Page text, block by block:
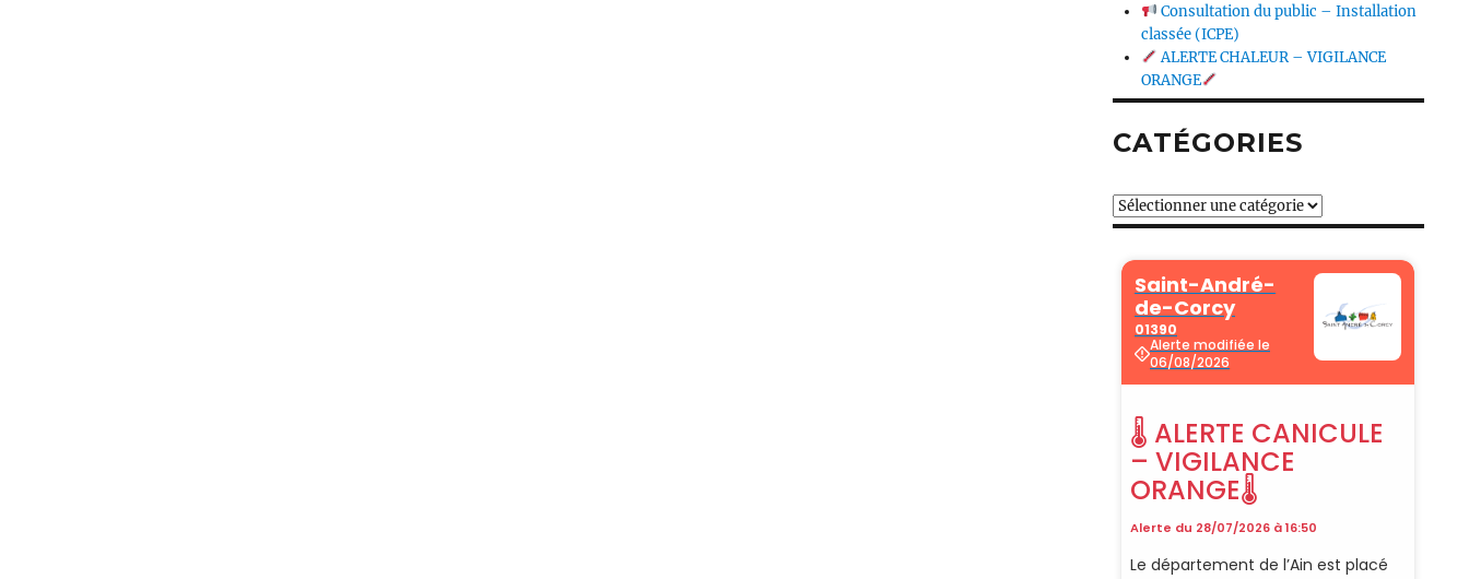
Consultation du public – Installation
classée (ICPE)
ALERTE CHALEUR – VIGILANCE
ORANGE
CATÉGORIES
Catégories